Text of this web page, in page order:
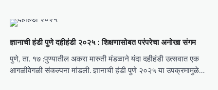
ज्ञानाची हंडी पुणे दहीहंडी २०२५ : शिक्षणासोबत परंपरेचा अनोखा संगम
पुणे, ता. १७ :पुण्यातील अकरा मारुती मंडळाने यंदा दहीहंडी उत्सवात एक
आगळीवेगळी संकल्पना मांडली. ज्ञानाची हंडी पुणे २०२५ या उपक्रमामुळे…